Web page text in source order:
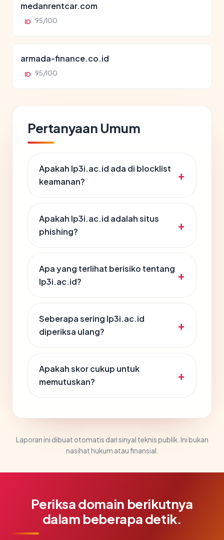
medanrentcar.com
ID 95/100
armada-finance.co.id
ID 95/100
Pertanyaan Umum
Apakah lp3i.ac.id ada di blocklist
keamanan?
Apakah lp3i.ac.id adalah situs
phishing?
Apa yang terlihat berisiko tentang
lp3i.ac.id?
Seberapa sering lp3i.ac.id
diperiksa ulang?
Apakah skor cukup untuk
memutuskan?
Laporan ini dibuat otomatis dari sinyal teknis publik. Ini bukan
nasihat hukum atau finansial.
Periksa domain berikutnya
dalam beberapa detik.